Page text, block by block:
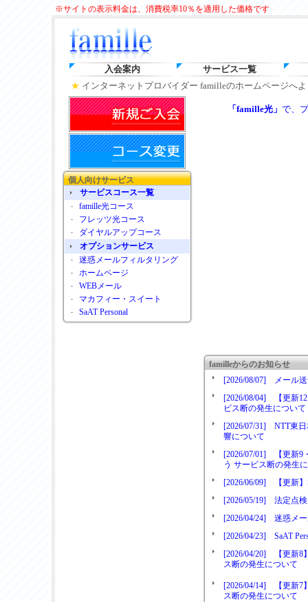
※サイトの表示料金は、消費税率10％を適用した価格です
入会案内
サービス一覧
★ インターネットプロバイダー familleのホームページへ
個人向けサービス
サービスコース一覧
famille光コース
フレッツ光コース
ダイヤルアップコース
オプションサービス
迷惑メールフィルタリング
ホームページ
WEBメール
マカフィー・スイート
SaAT Personal
「famille光」 で、
familleからのお知らせ
[2026/08/07] メール
[2026/08/04] 【更新
ビス断の発生について
[2026/07/31] NTT東
響について
[2026/07/01] 【更新9
う サービス断の発生
[2026/06/09] 【更新】
[2026/05/19] 法定点
[2026/04/24] 迷惑メ
[2026/04/23] SaAT
[2026/04/20] 【更新8
ス断の発生について
[2026/04/14] 【更新7
ス断の発生について